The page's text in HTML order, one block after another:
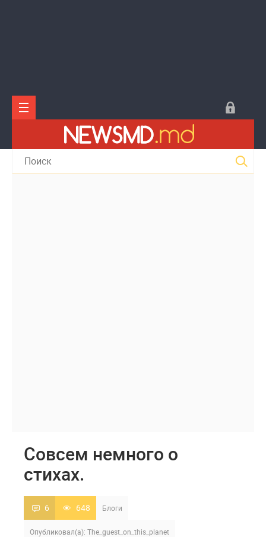
Совсем немного о
стихах.
6 648 Блоги
Опубликовал(а): The_guest_on_this_planet